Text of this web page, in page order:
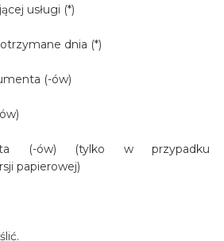
usługi (*)
dnia (*)
(-ów)
(-ów) (tylko w przypadku
papierowej)